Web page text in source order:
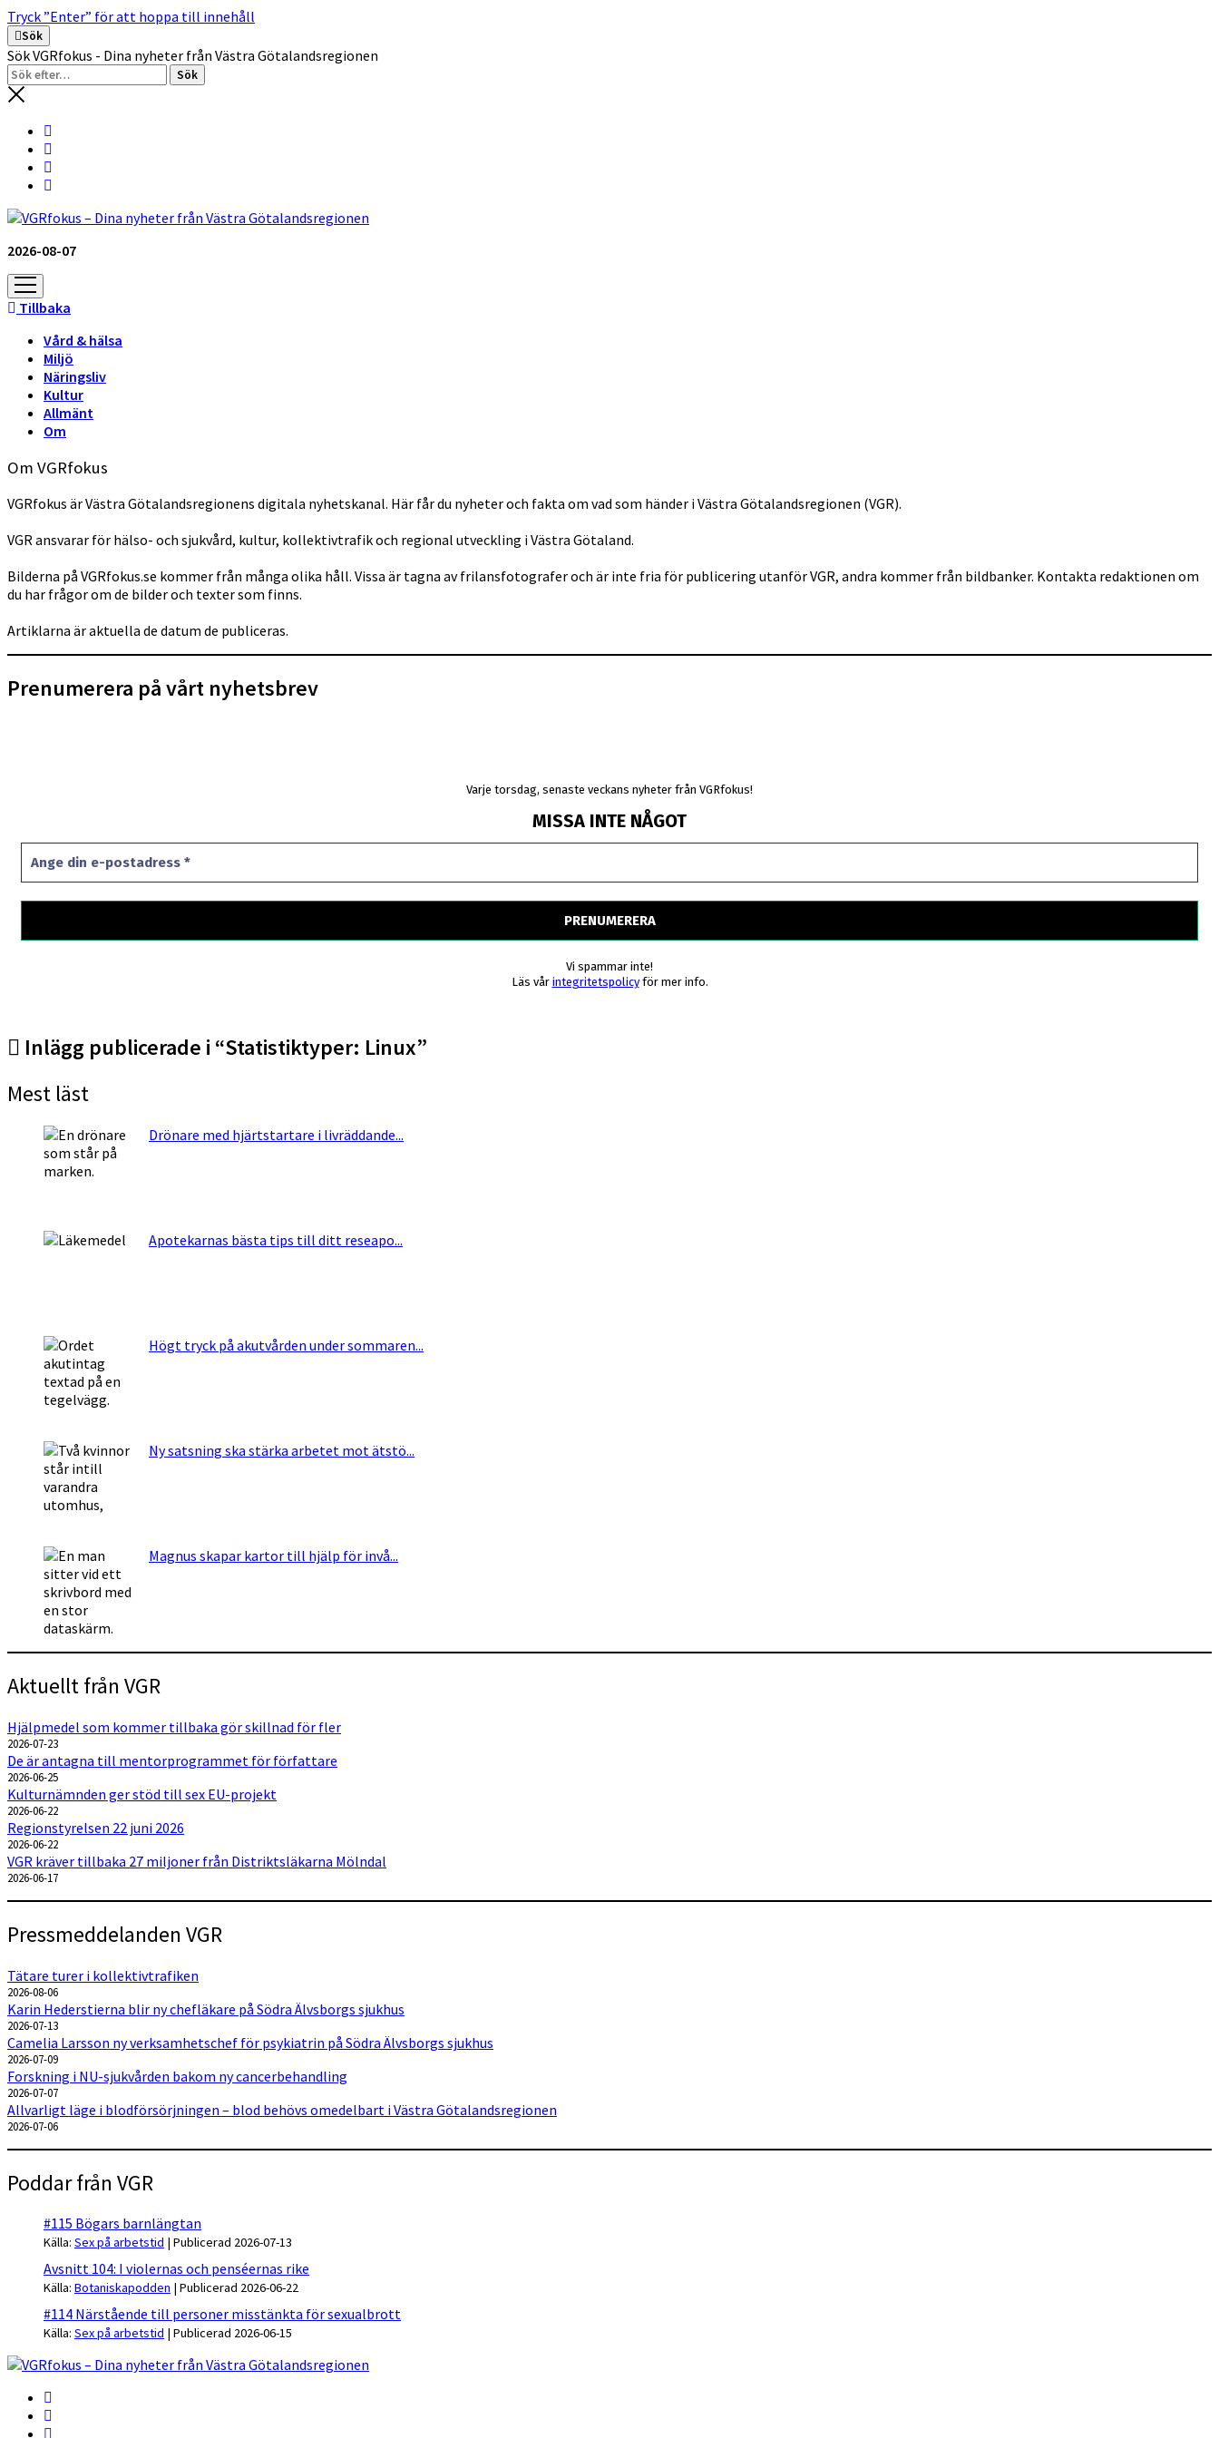
Tryck ”Enter” för att hoppa till innehåll
Sök
Sök VGRfokus - Dina nyheter från Västra Götalandsregionen
2026-08-07
öppna
meny
Tillbaka
Vård & hälsa
Miljö
Näringsliv
Kultur
Allmänt
Om
Om VGRfokus
VGRfokus är Västra Götalandsregionens digitala nyhetskanal. Här får du nyheter och fakta om vad som händer i Västra Götalandsregionen (VGR).
VGR ansvarar för hälso- och sjukvård, kultur, kollektivtrafik och regional utveckling i Västra Götaland.
Bilderna på VGRfokus.se kommer från många olika håll. Vissa är tagna av frilansfotografer och är inte fria för publicering utanför VGR, andra kommer från bildbanker. Kontakta redaktionen om
du har frågor om de bilder och texter som finns.
Artiklarna är aktuella de datum de publiceras.
Prenumerera på vårt nyhetsbrev
Varje torsdag, senaste veckans nyheter från VGRfokus!
MISSA INTE NÅGOT
Vi spammar inte!
Läs vår integritetspolicyför mer info.
Inlägg publicerade i “Statistiktyper: Linux”
Mest läst
Drönare med hjärtstartare i livräddande...
Apotekarnas bästa tips till ditt reseapo...
Högt tryck på akutvården under sommaren...
Ny satsning ska stärka arbetet mot ätstö...
Magnus skapar kartor till hjälp för invå...
Aktuellt från VGR
Hjälpmedel som kommer tillbaka gör skillnad för fler
2026-07-23
De är antagna till mentorprogrammet för författare
2026-06-25
Kulturnämnden ger stöd till sex EU-projekt
2026-06-22
Regionstyrelsen 22 juni 2026
2026-06-22
VGR kräver tillbaka 27 miljoner från Distriktsläkarna Mölndal
2026-06-17
Pressmeddelanden VGR
Tätare turer i kollektivtrafiken
2026-08-06
Karin Hederstierna blir ny chefläkare på Södra Älvsborgs sjukhus
2026-07-13
Camelia Larsson ny verksamhetschef för psykiatrin på Södra Älvsborgs sjukhus
2026-07-09
Forskning i NU-sjukvården bakom ny cancerbehandling
2026-07-07
Allvarligt läge i blodförsörjningen – blod behövs omedelbart i Västra Götalandsregionen
2026-07-06
Poddar från VGR
#115 Bögars barnlängtan
Källa: Sex på arbetstid Publicerad 2026-07-13
Avsnitt 104: I violernas och penséernas rike
Källa: Botaniskapodden Publicerad 2026-06-22
#114 Närstående till personer misstänkta för sexualbrott
Källa: Sex på arbetstid Publicerad 2026-06-15